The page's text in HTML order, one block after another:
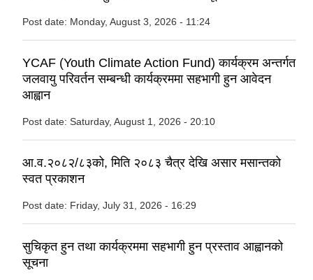
Post date: Monday, August 3, 2026 - 11:24
YCAF (Youth Climate Action Fund) कार्यक्रम अन्तर्गत
जलवायु परिवर्तन सम्बन्धी कार्यक्रममा सहभागी हुन आवेदन
आह्वान
Post date: Saturday, August 1, 2026 - 20:10
आ.व.२०८२/८३को, मिति २०८३ चैत्र देखि असार मसान्तको
स्वत प्रकाशन
Post date: Friday, July 31, 2026 - 16:29
सुचिकृत हुन तथा कार्यक्रममा सहभागी हुन प्रस्ताव आह्वानको
सूचना